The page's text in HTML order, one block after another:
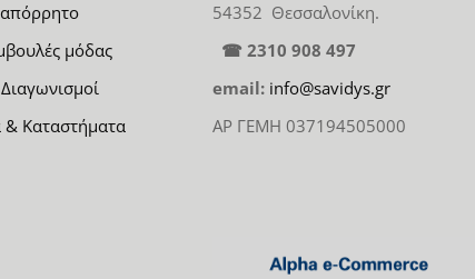
μόδας
& Καταστήματα
54352 Θεσσαλονίκη.
☎ 2310 908 497
email: info@savidys.gr
ΑΡ ΓΕΜΗ 037194505000